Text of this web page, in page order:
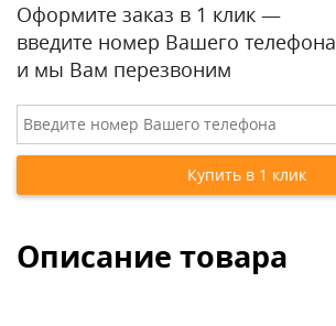
Оформите заказ в 1 клик —
введите номер Вашего телефона
и мы Вам перезвоним
Описание товара